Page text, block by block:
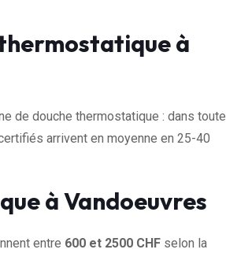
à
de douche thermostatique : dans toute
arrivent en moyenne en 25-40
à Vandoeuvres
entre 600 et 2500 CHF selon la